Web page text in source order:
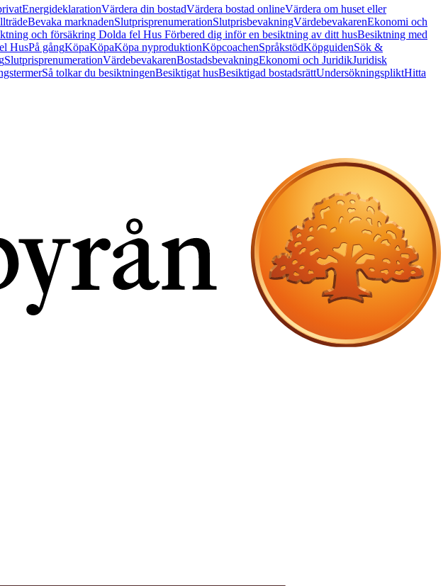
EnergideklarationVärdera din bostadVärdera bostad onlineVärdera om huset eller
Bevaka marknadenSlutprisprenumerationSlutprisbevakningVärdebevakarenEkonomi och
och försäkring Dolda fel Hus Förbered dig inför en besiktning av ditt husBesiktning med
HusPå gångKöpaKöpaKöpa nyproduktionKöpcoachenSpråkstödKöpguidenSök &
SlutprisprenumerationVärdebevakarenBostadsbevakningEkonomi och JuridikJuridisk
Så tolkar du besiktningenBesiktigat husBesiktigad bostadsrättUndersökningspliktHitta